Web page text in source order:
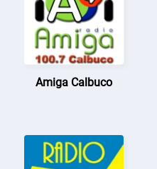
Amiga Calbuco